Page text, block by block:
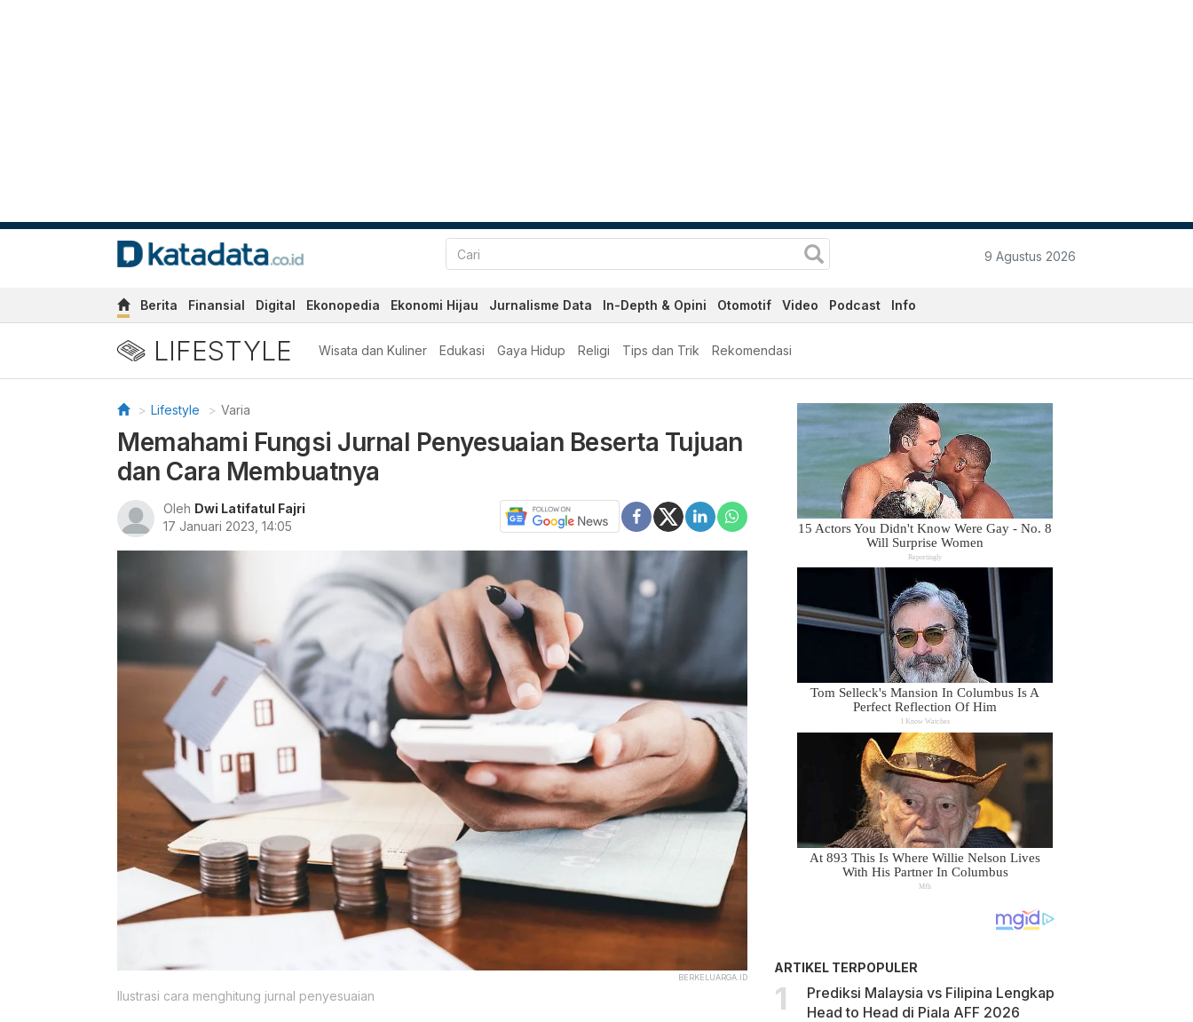
9 Agustus 2026
Berita Finansial Digital Ekonopedia Ekonomi Hijau Jurnalisme Data In-Depth & Opini Otomotif Video Podcast Info
LIFESTYLE Wisata dan Kuliner Edukasi Gaya Hidup Religi Tips dan Trik Rekomendasi
Lifestyle Varia
Memahami Fungsi Jurnal Penyesuaian Beserta Tujuan
dan Cara Membuatnya
Oleh Dwi Latifatul Fajri
17 Januari 2023, 14:05
BERKELUARGA.ID
Ilustrasi cara menghitung jurnal penyesuaian
ARTIKEL TERPOPULER
Prediksi Malaysia vs Filipina Lengkap
Head to Head di Piala AFF 2026